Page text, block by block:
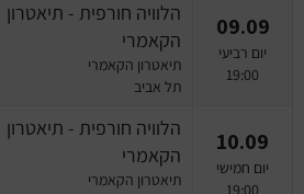
09.09
יום רביעי
19:00
הלוויה חורפית - תיאטרון
הקאמרי
תיאטרון הקאמרי
תל אביב
10.09
יום חמישי
19:00
הלוויה חורפית - תיאטרון
הקאמרי
תיאטרון הקאמרי